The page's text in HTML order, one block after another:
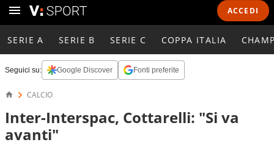
ACCEDI
SERIE A SERIE B SERIE C COPPA ITALIA
Seguici su: Google Discover Fonti preferite
CALCIO
Inter-Interspac, Cottarelli: "Si va
avanti"